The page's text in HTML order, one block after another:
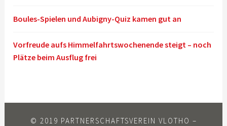
Boules-Spielen und Aubigny-Quiz kamen gut an
Vorfreude aufs Himmelfahrtswochenende steigt – noch
Plätze beim Ausflug frei
© 2019 PARTNERSCHAFTSVEREIN VLOTHO –